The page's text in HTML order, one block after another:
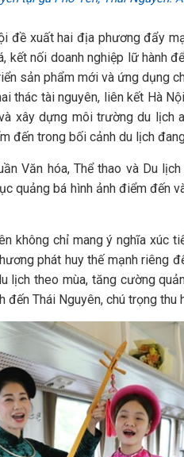
đề xuất hai địa phương đẩy
nối doanh nghiệp lữ hành
sản phẩm mới và ứng dụng
thác tài nguyên, liên kết Hà
xây dựng môi trường du lịch
đến trong bối cảnh du lịch
Văn hóa, Thể thao và Du
quảng bá hình ảnh điểm đến
không chỉ mang ý nghĩa xúc
phát huy thế mạnh riêng
lịch theo mùa, tăng cường
Thái Nguyên, chú trọng thu